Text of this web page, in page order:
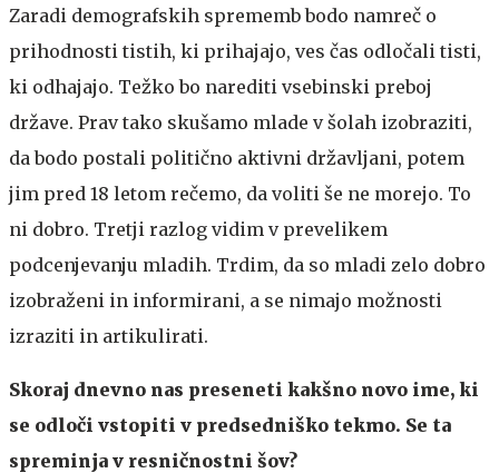
Zaradi demografskih sprememb bodo namreč o
prihodnosti tistih, ki prihajajo, ves čas odločali tisti,
ki odhajajo. Težko bo narediti vsebinski preboj
države. Prav tako skušamo mlade v šolah izobraziti,
da bodo postali politično aktivni državljani, potem
jim pred 18 letom rečemo, da voliti še ne morejo. To
ni dobro. Tretji razlog vidim v prevelikem
podcenjevanju mladih. Trdim, da so mladi zelo dobro
izobraženi in informirani, a se nimajo možnosti
izraziti in artikulirati.
Skoraj dnevno nas preseneti kakšno novo ime, ki
se odloči vstopiti v predsedniško tekmo. Se ta
spreminja v resničnostni šov?